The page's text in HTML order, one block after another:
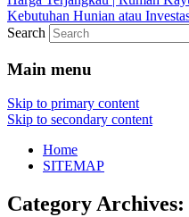
Search
Main menu
Skip to primary content
Skip to secondary content
Home
SITEMAP
Category Archives: